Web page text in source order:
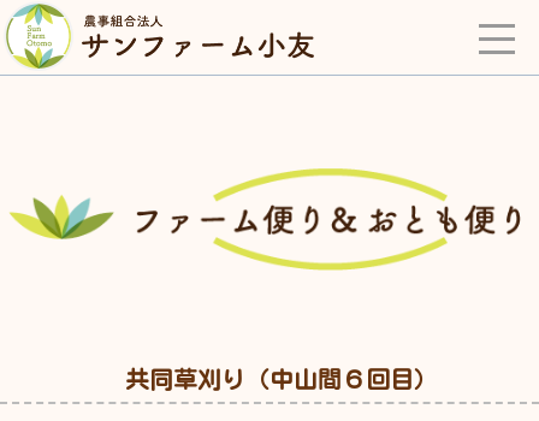
共同草刈り（中山間６回目）